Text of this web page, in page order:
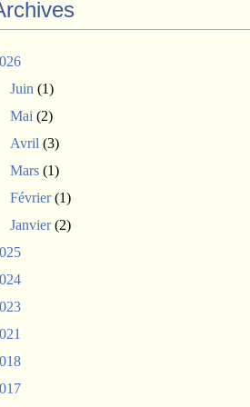
Juin (1)
Mai (2)
Avril (3)
Mars (1)
Février(1)
Janvier(2)